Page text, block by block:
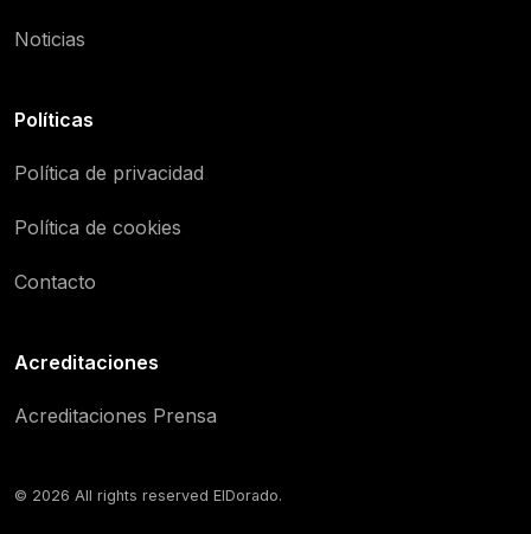
Noticias
Políticas
Política de privacidad
Política de cookies
Contacto
Acreditaciones
Acreditaciones Prensa
© 2026 All rights reserved ElDorado.